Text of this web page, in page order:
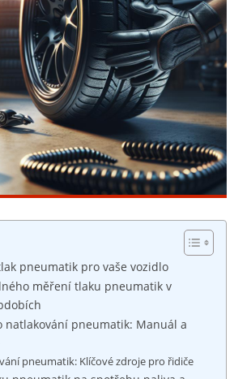
pneumatik pro vaše vozidlo
měření tlaku pneumatik v
natlakování ‌pneumatik: Manuál a⁢
pneumatik: Klíčové‌ zdroje pro řidiče